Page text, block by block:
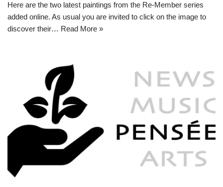
Here are the two latest paintings from the Re-Member series
added online. As usual you are invited to click on the image to
discover their… Read More »